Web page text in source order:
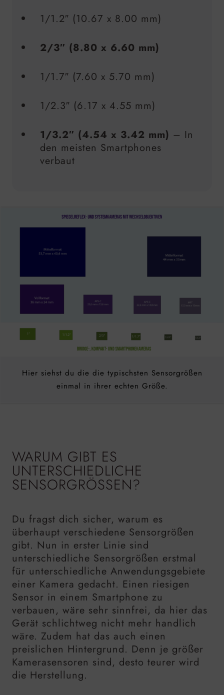
1/1.2″ (10.67 x 8.00 mm)
2/3″ (8.80 x 6.60 mm)
1/1.7″ (7.60 x 5.70 mm)
1/2.3″ (6.17 x 4.55 mm)
1/3.2″ (4.54 x 3.42 mm) – In
den meisten Smartphones
verbaut
Hier siehst du die die typischsten Sensorgrößen
einmal in ihrer echten Größe.
WARUM GIBT ES
UNTERSCHIEDLICHE
SENSORGRÖSSEN?
Du fragst dich sicher, warum es
überhaupt verschiedene Sensorgrößen
gibt. Nun in erster Linie sind
unterschiedliche Sensorgrößen erstmal
für unterschiedliche Anwendungsgebiete
einer Kamera gedacht. Einen riesigen
Sensor in einem Smartphone zu
verbauen, wäre sehr sinnfrei, da hier das
Gerät schlichtweg nicht mehr handlich
wäre. Zudem hat das auch einen
preislichen Hintergrund. Denn je größer
Kamerasensoren sind, desto teurer wird
die Herstellung.